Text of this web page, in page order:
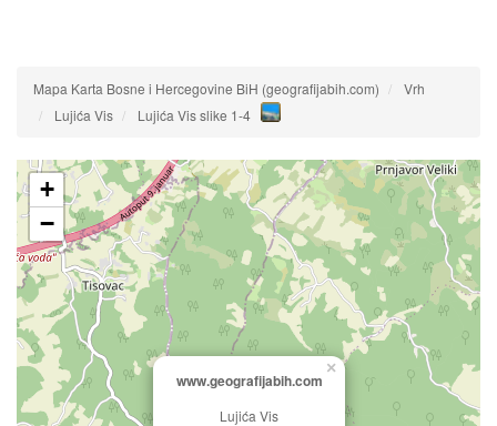
Mapa Karta Bosne i Hercegovine BiH (geografijabih.com)
Vrh
Lujića Vis
Lujića Vis slike 1-4
www.geografijabih.com
Lujića Vis
×
+
−